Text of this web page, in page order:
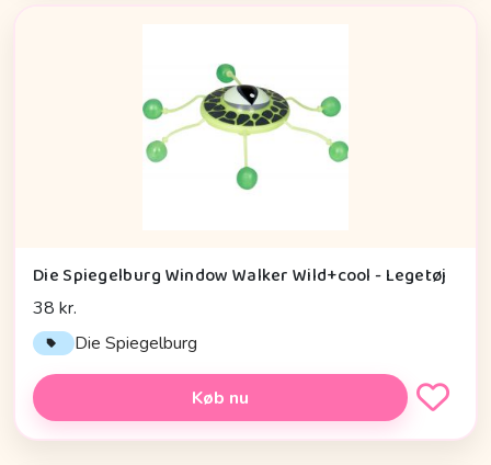
Die Spiegelburg Window Walker Wild+cool - Legetøj
38 kr.
Die Spiegelburg
Køb nu